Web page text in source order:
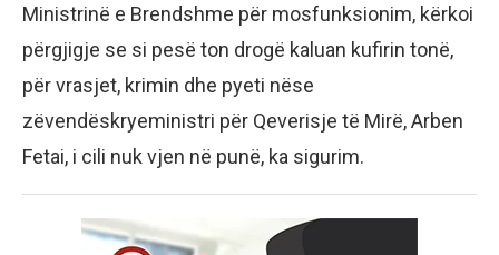
Ministrinë e Brendshme për mosfunksionim, kërkoi
përgjigje se si pesë ton drogë kaluan kufirin tonë,
për vrasjet, krimin dhe pyeti nëse
zëvendëskryeministri për Qeverisje të Mirë, Arben
Fetai, i cili nuk vjen në punë, ka sigurim.